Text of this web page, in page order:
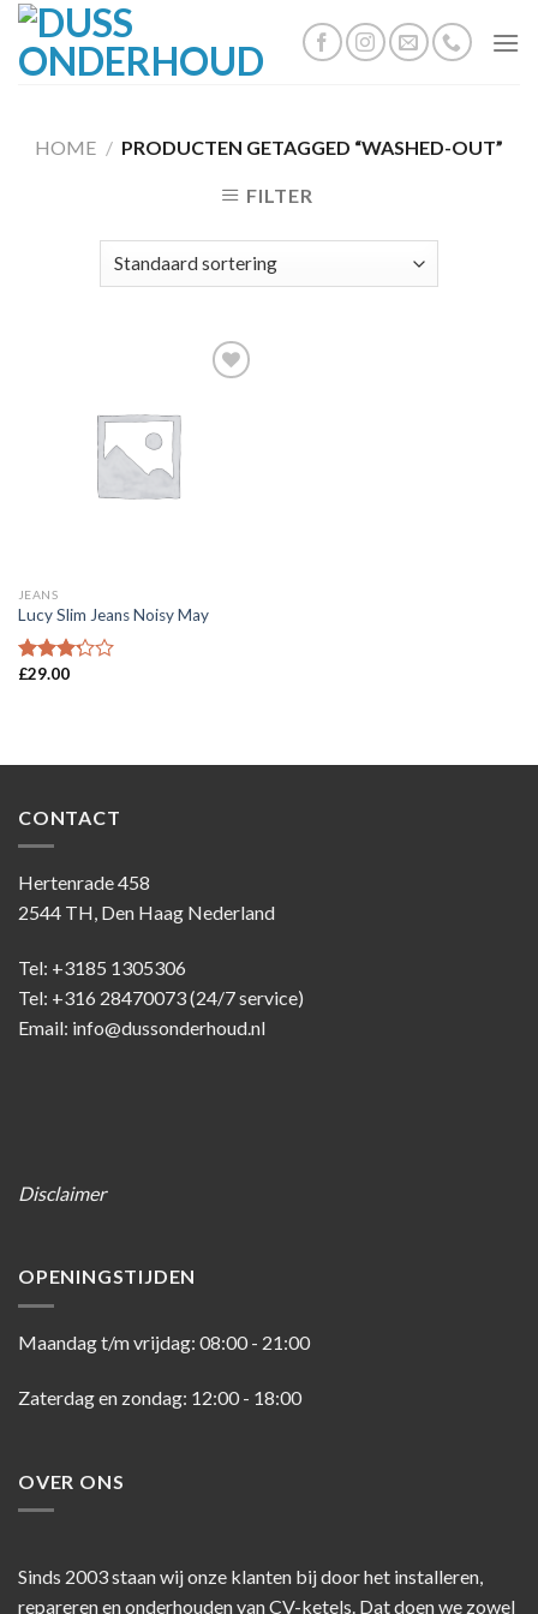
Skip
content
HOME / PRODUCTEN GETAGGED “WASHED-OUT”
FILTER
JEANS
Lucy Slim Jeans Noisy May
Waardering
£29.00
CONTACT
Hertenrade 458
2544 TH, Den Haag Nederland
Tel: +3185 1305306
Tel: +316 28470073 (24/7 service)
Email: info@dussonderhoud.nl
Disclaimer
OPENINGSTIJDEN
Maandag t/m vrijdag: 08:00 - 21:00
Zaterdag en zondag: 12:00 - 18:00
OVER ONS
Sinds 2003 staan wij onze klanten bij door het installeren,
repareren en onderhouden van CV-ketels. Dat doen we zowel